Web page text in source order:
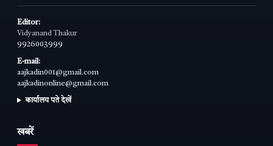
Editor:
Vidyanand Thakur
9926003999
E-mail:
aajkadin001@gmail.com
aajkadinonline@gmail.com
कार्यालय पते देखें
खबरें